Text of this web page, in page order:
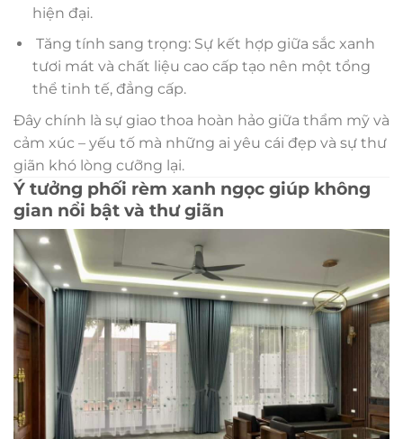
hiện đại.
Tăng tính sang trọng: Sự kết hợp giữa sắc xanh
tươi mát và chất liệu cao cấp tạo nên một tổng
thể tinh tế, đẳng cấp.
Đây chính là sự giao thoa hoàn hảo giữa thẩm mỹ và
cảm xúc – yếu tố mà những ai yêu cái đẹp và sự thư
giãn khó lòng cưỡng lại.
Ý tưởng phối rèm xanh ngọc giúp không
gian nổi bật và thư giãn